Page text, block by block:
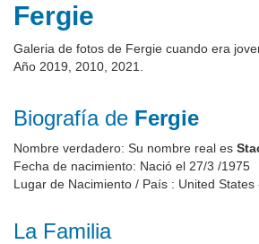
Fergie
Galeria de fotos de Fergie cuando era
Año 2019, 2010, 2021.
Biografía de Fergie
Nombre verdadero: Su nombre real es
Fecha de nacimiento: Nació el 27/3 /1975
Lugar de Nacimiento / País : United States -
La Familia